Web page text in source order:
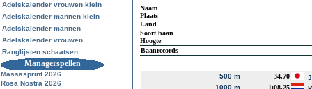
Adelskalender vrouwen klein
Adelskalender mannen klein
Adelskalender mannen
Adelskalender vrouwen
Ranglijsten schaatsen
Managerspellen
Massasprint 2026
Rosa Nostra 2026
Naam
Plaats
Land
Soort baan
Hoogte
Baanrecords
500 m 34.70